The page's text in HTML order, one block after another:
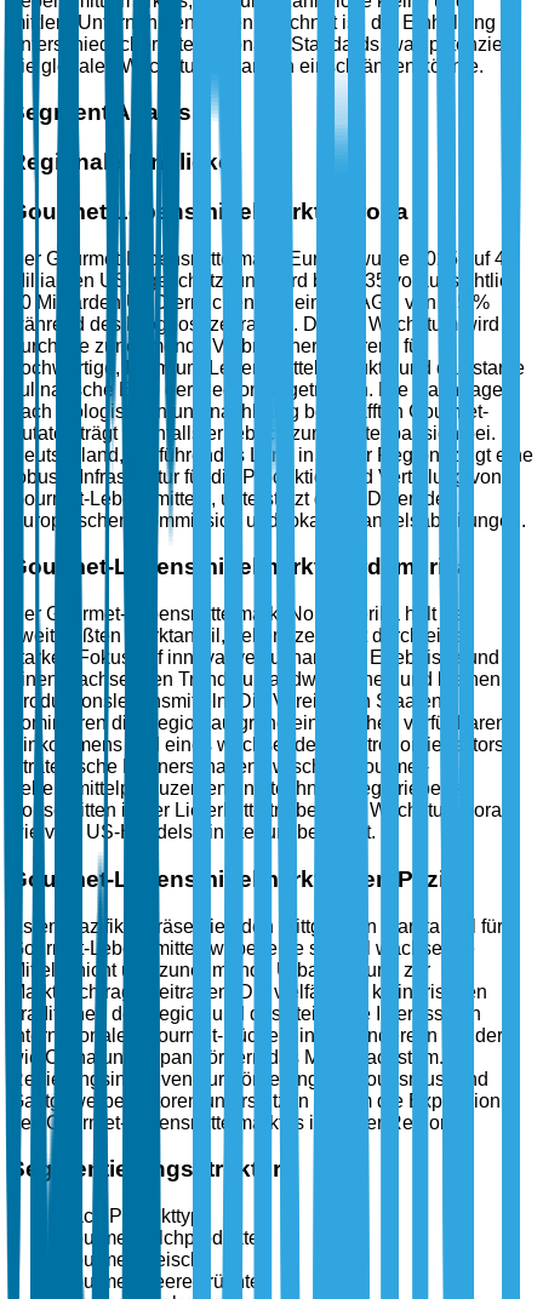
mittlere Unternehmen gekennzeichnet ist, die Einhaltung
unterschiedlicher internationaler Standards, was potenziell
die globalen Wachstumschancen einschränken könnte.
Segment Analysis
Regionale Einblicke
Gourmet-Lebensmittelmarkt Europa
Der Gourmet-Lebensmittelmarkt Europa wurde 2025 auf 45
Milliarden USD geschätzt und wird bis 2035 voraussichtlich
70 Milliarden USD erreichen, mit einer CAGR von 4,5 %
während des Prognosezeitraums. Dieses Wachstum wird
durch die zunehmende Verbraucherpräferenz für
hochwertige, Premium-Lebensmittelprodukte und das starke
kulinarische Erbe der Region angetrieben. Die Nachfrage
nach biologischen und nachhaltig beschafften Gourmet-
Zutaten trägt ebenfalls erheblich zur Marktexpansion bei.
Deutschland, als führendes Land in dieser Region, zeigt eine
robuste Infrastruktur für die Produktion und Verteilung von
Gourmet-Lebensmitteln, unterstützt durch Daten der
Europäischen Kommission und lokaler Handelsabteilungen.
Gourmet-Lebensmittelmarkt Nordamerika
Der Gourmet-Lebensmittelmarkt Nordamerika hält den
zweitgrößten Marktanteil, gekennzeichnet durch einen
starken Fokus auf innovative kulinarische Erlebnisse und
einen wachsenden Trend zu handwerklichen und kleinen
Produktionslebensmitteln. Die Vereinigten Staaten
dominieren die Region aufgrund eines hohen verfügbaren
Einkommens und eines wachsenden Gastronomiesektors.
Strategische Partnerschaften zwischen Gourmet-
Lebensmittelproduzenten und technologiegetriebenen
Fortschritten in der Lieferkette treiben das Wachstum voran,
wie vom US-Handelsministerium berichtet.
Gourmet-Lebensmittelmarkt Asien-Pazifik
Asien-Pazifik repräsentiert den drittgrößten Marktanteil für
Gourmet-Lebensmittel, wobei eine schnell wachsende
Mittelschicht und zunehmende Urbanisierung zur
Marktnachfrage beitragen. Die vielfältigen kulinarischen
Traditionen der Region und das steigende Interesse an
internationalen Gourmet-Küchen, insbesondere in Ländern
wie China und Japan, fördern das Marktwachstum.
Regierungsinitiativen zur Förderung der Tourismus- und
Gastgewerbesektoren unterstützen zudem die Expansion
des Gourmet-Lebensmittelmarktes in dieser Region.
Segmentierungsstruktur
Nach Produkttyp
Gourmet-Milchprodukte
Gourmet-Fleisch
Gourmet-Meeresfrüchte